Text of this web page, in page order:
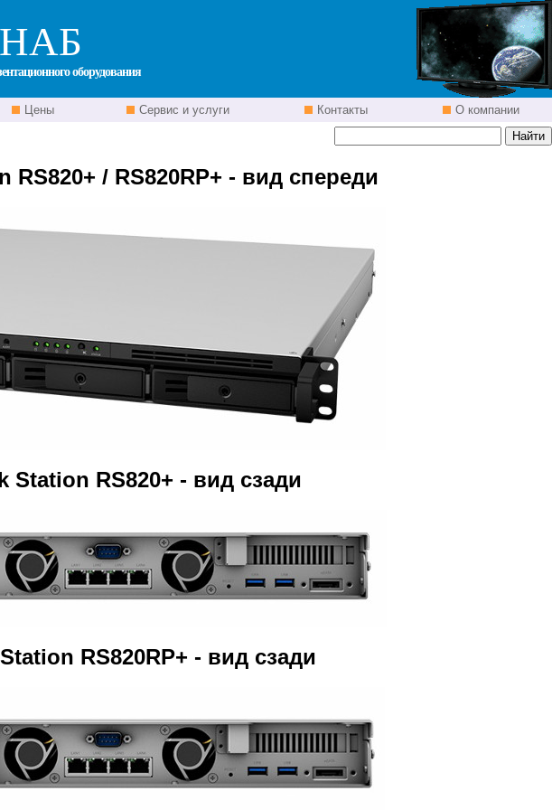
оборудования
Цены Сервис и услуги Контакты
О компании
/ RS820RP+ - вид спереди
Station RS820+ - вид сзади
RS820RP+ - вид сзади